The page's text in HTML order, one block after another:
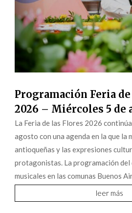
Programación Feria
2026 – Miércoles 5 de
La Feria de las Flores 2026
agosto con una agenda en la que la
antioqueñas y las expresiones
protagonistas. La programación del
musicales en las comunas Buenos
leer más